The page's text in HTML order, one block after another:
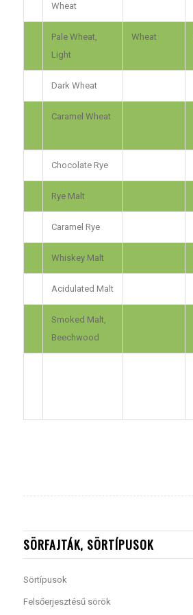
Wheat
Pale Wheat,
Light
Wheat
Dark Wheat
Caramel Wheat
Chocolate Rye
Rye Malt
Caramel Rye
Whiskey Malt
Acidulated Malt
Smoked Malt,
Beechwood
SÖRFAJTÁK, SÖRTÍPUSOK
Sörtípusok
Felsőerjesztésű sörök